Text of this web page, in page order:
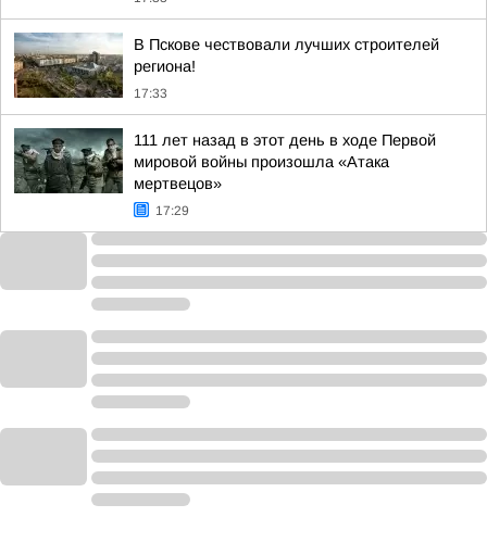
В Пскове чествовали лучших строителей
региона!
17:33
111 лет назад в этот день в ходе Первой
мировой войны произошла «Атака
мертвецов»
17:29